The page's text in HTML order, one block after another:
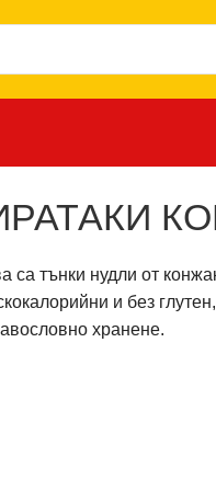
са тънки нудли от
и без
хранене.